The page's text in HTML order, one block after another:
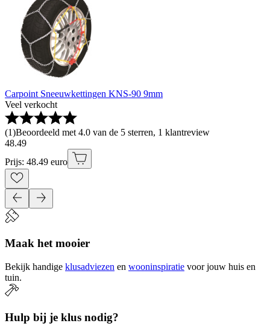
Carpoint Sneeuwkettingen KNS-90 9mm
Veel verkocht
(1)Beoordeeld met 4.0 van de 5 sterren, 1 klantreview
48.49
Prijs: 48.49 euro
Maak het mooier
Bekijk handige klusadviezen en wooninspiratie voor jouw huis en
tuin.
Hulp bij je klus nodig?